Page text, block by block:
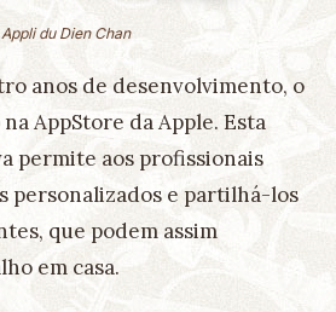
Appli du Dien Chan
anos de desenvolvimento, o
AppStore da Apple. Esta
permite aos profissionais
personalizados e partilhá-los
que podem assim
em casa.